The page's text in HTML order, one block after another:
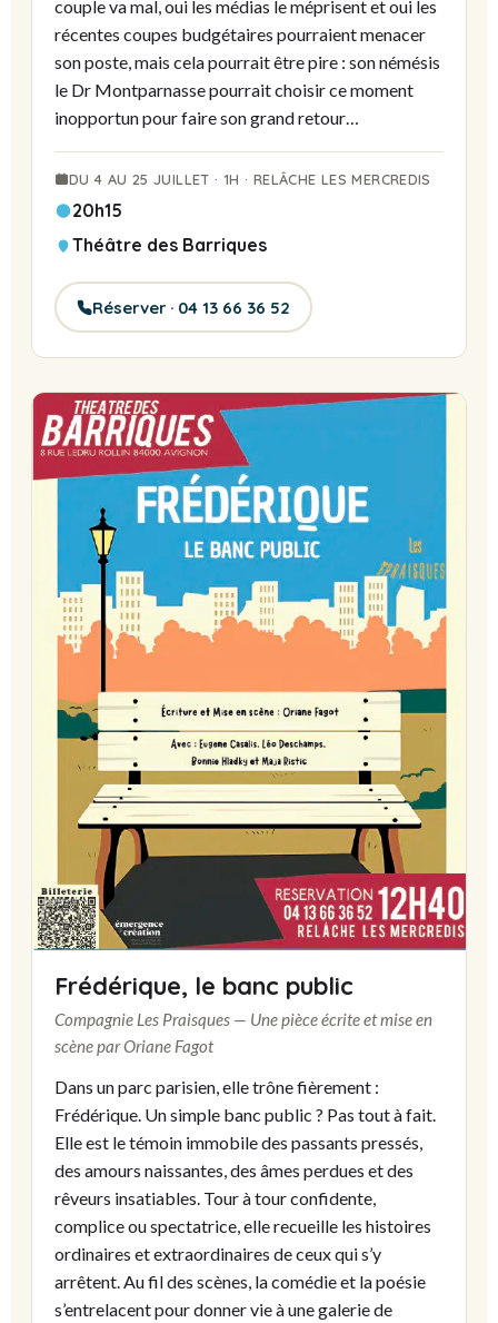
couple va mal, oui les médias le méprisent et oui les
récentes coupes budgétaires pourraient menacer
son poste, mais cela pourrait être pire : son némésis
le Dr Montparnasse pourrait choisir ce moment
inopportun pour faire son grand retour…
DU 4 AU 25 JUILLET · 1H · RELÂCHE LES MERCREDIS
20h15
Théâtre des Barriques
Réserver · 04 13 66 36 52
Frédérique, le banc public
Compagnie Les Praisques — Une pièce écrite et mise en
scène par Oriane Fagot
Dans un parc parisien, elle trône fièrement :
Frédérique. Un simple banc public ? Pas tout à fait.
Elle est le témoin immobile des passants pressés,
des amours naissantes, des âmes perdues et des
rêveurs insatiables. Tour à tour confidente,
complice ou spectatrice, elle recueille les histoires
ordinaires et extraordinaires de ceux qui s’y
arrêtent. Au fil des scènes, la comédie et la poésie
s’entrelacent pour donner vie à une galerie de